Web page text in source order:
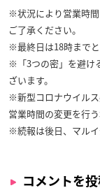
※状況により営業時
ご了承ください。
※最終日は18時までと
※「3つの密」を避け
ざいます。
※新型コロナウイル
営業時間の変更を行
※続報は後日、マル
コメントを